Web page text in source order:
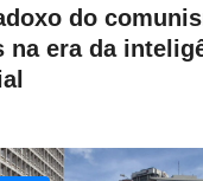
do
na era da